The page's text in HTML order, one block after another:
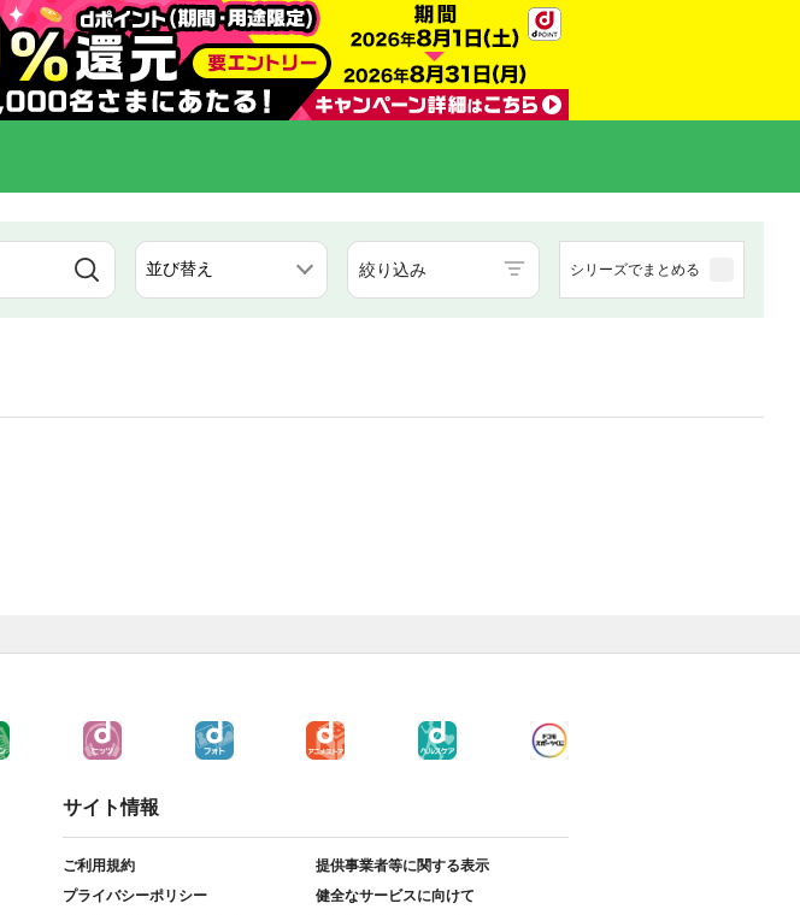
絞り込み シリーズでまとめる
サイト情報
ご利用規約
提供事業者等に関する表示
プライバシーポリシー
健全なサービスに向けて